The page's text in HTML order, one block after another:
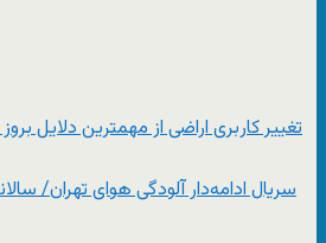
تغییر کاربری اراضی از مهمترین دلایل